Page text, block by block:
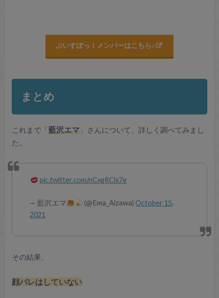
ぶいすぽっ！メンバーはこちら♪
まとめ
これまで「藍沢エマ」さんについて、詳しく調べてみまし
た。
pic.twitter.com/nCxgRClx7e
— 藍沢エマ (@Ema_Aizawa) October 15,
2021
その結果、
顔バレはしていない